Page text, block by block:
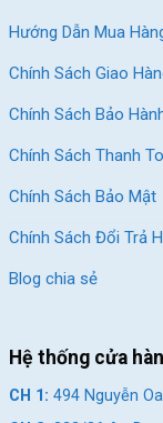
Hướng Dẫn Mua
Chính Sách Giao
Chính Sách Bảo
Chính Sách Thanh
Chính Sách Bảo Mật
Chính Sách Đổi Trả
Blog chia sẻ
Hệ thống cửa
CH 1: 494 Nguyễn